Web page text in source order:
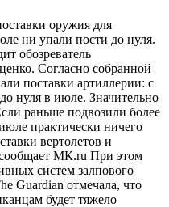
оружия для
ни упали пости до нуля.
обозреватель
Согласно собранной
поставки артиллерии: с
нуля в июле. Значительно
раньше подвозили более
практически ничего
вертолетов и
МК.ru При этом
систем залпового
Guardian отмечала, что
будет тяжело